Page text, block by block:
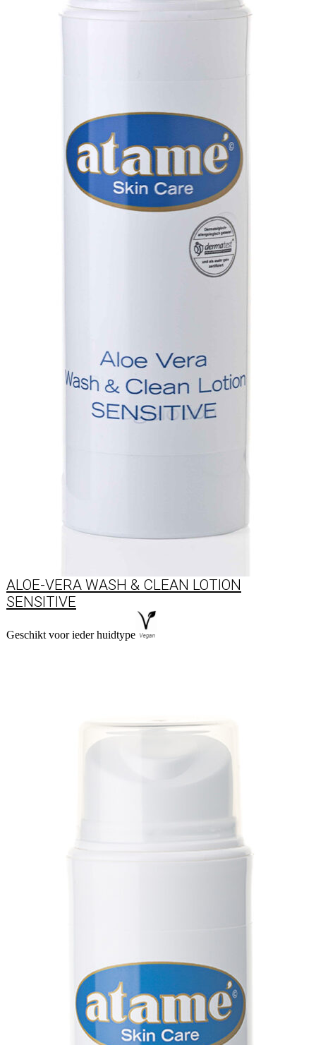
ALOE-VERA WASH & CLEAN LOTION
SENSITIVE
Geschikt voor ieder huidtype